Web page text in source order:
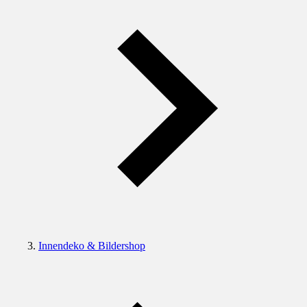
Innendeko & Bildershop